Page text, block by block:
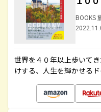
BOOKS
世界を４０年以上歩いて
けする、人生を輝かせる